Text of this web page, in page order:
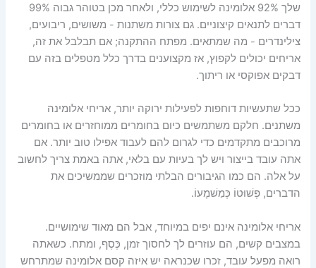
שלך 92% אלומינה לשימוש כללי, ולאחר מכן בטוהר גבוה 99%
דברים לתנאים קיצוניים. גם צורות משתנות - משושים, ריבועים,
צילינדרים - מה שמתאים. מפתח ההתקנה; אם תבלבל את זה,
אריחים יכולים לקפוץ, אז מקצוענים בדרך כלל מטפלים בזה עם
דבקים אפוקסי או ריתוך.
ככל שתעשיות דוחפות לפעילות ירוקה יותר, אריחי אלומינה
משתנים. חלקם משתמשים כיום בחומרים ממוחזרים או בחומרים
מרוכבים מתקדמים כדי לגרום להם לעבוד אפילו טוב יותר. אם
אתה עובד בייצור ויש לך בעיות עם בלאי, אתה באמת צריך לחשוב
על אלה. הם כמו הגיבורים הבלתי מוזכרים שממשיכים את
הדברים, פְּשׁוּטוֹ כְּמַשׁמָעוֹ.
אריחי אלומינה אינם יפים במיוחד, אבל הם מאוד שימושיים.
במצבים קשים, הם עוזרים לך לחסוך זמן, כֶּסֶף, ומתח. כשאתה
רואה מפעל עובד, זכרו שכנראה יש איזה קסם אלומינה שמתרחש